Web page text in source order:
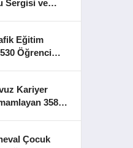
Sergisi ve
Eğitim
Öğrenci
Kariyer
358
Çocuk